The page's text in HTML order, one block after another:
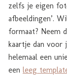
zelfs je eigen
afbeeldingen’.
formaat? Neem
kaartje dan
helemaal een
een leeg